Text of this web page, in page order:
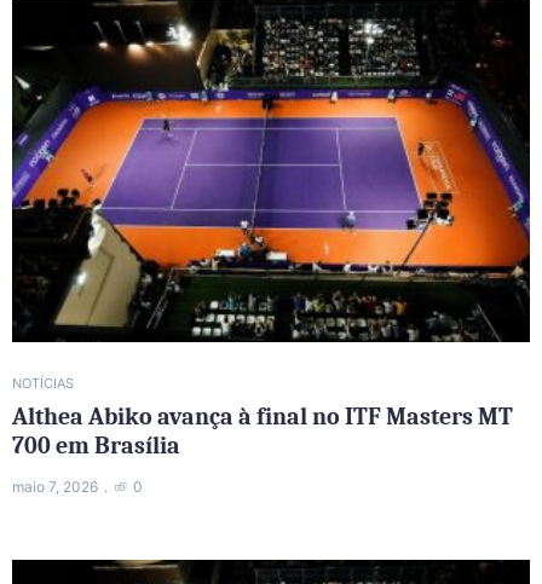
NOTÍCIAS
Althea Abiko avança à final no ITF Masters MT
700 em Brasília
maio 7, 2026 0